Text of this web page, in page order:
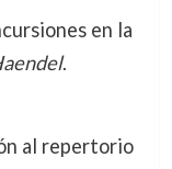
en la
.
al repertorio